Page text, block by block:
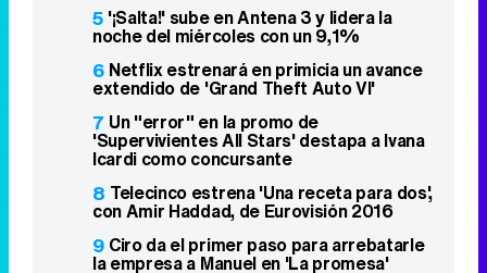
5 '¡Salta!' sube en Antena 3 y lidera la
noche del miércoles con un 9,1%
6 Netflix estrenará en primicia un avance
extendido de 'Grand Theft Auto VI'
7 Un "error" en la promo de
'Supervivientes All Stars' destapa a Ivana
Icardi como concursante
8 Telecinco estrena 'Una receta para dos',
con Amir Haddad, de Eurovisión 2016
9 Ciro da el primer paso para arrebatarle
la empresa a Manuel en 'La promesa'